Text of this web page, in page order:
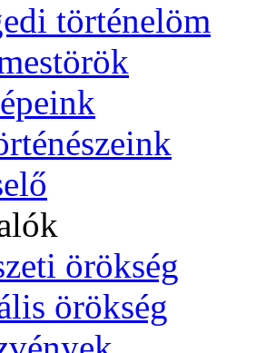
történelöm
örökség
örökség